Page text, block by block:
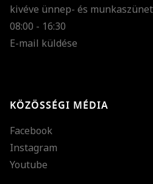
kivéve ünnep- és
08:00 - 16:30
E-mail küldése
KÖZÖSSÉGI MÉDIA
Facebook
Instagram
Youtube